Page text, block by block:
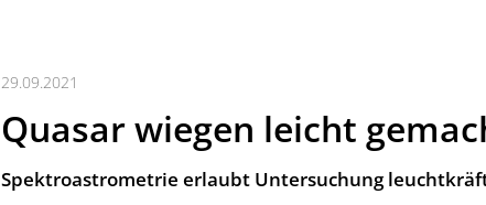
29.09.2021
Quasar wiegen leicht
Spektroastrometrie erlaubt Untersuchung